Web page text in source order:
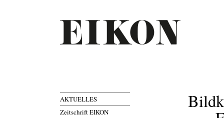
AKTUELLES
Zeitschrift EIKON